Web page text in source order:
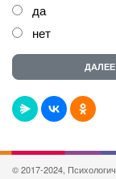
да
нет
© 2017-2024,